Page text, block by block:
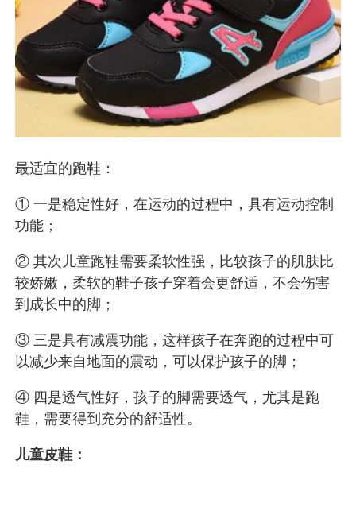
最适宜的跑鞋：
① 一是稳定性好，在运动的过程中，具有运动控制
功能；
② 其次儿童跑鞋需要柔软性强，比较孩子的肌肤比
较娇嫩，柔软的鞋子孩子穿着会更舒适，不会伤害
到成长中的脚；
③ 三是具有减震功能，这样孩子在奔跑的过程中可
以减少来自地面的震动，可以保护孩子的脚；
④ 四是透气性好，孩子的脚需要透气，尤其是跑
鞋，需要得到充分的舒适性。
儿童皮鞋：